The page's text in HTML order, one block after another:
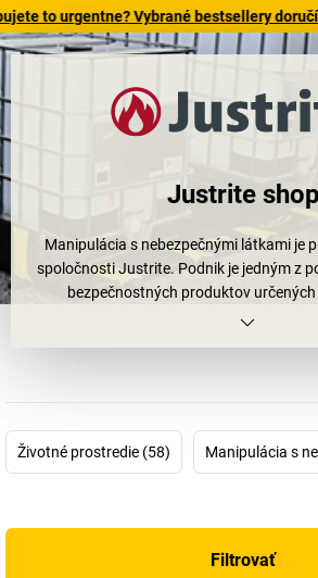
Vybrané bestsellery doručíme do
Justrite shop
Manipulácia s nebezpečnými látkami je
spoločnosti Justrite. Podnik je jedným z
bezpečnostných produktov
nebezpečných látok a na manipuláciu s
Bezpečnostné nádoby, skrine na
nádoby na likvidáciu nebezpečných látok,
prostredia.
Životné prostredie (58) Manipulácia s
Filtrovať